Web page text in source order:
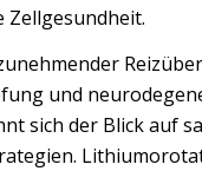
Zellgesundheit.
und
sich der Blick auf